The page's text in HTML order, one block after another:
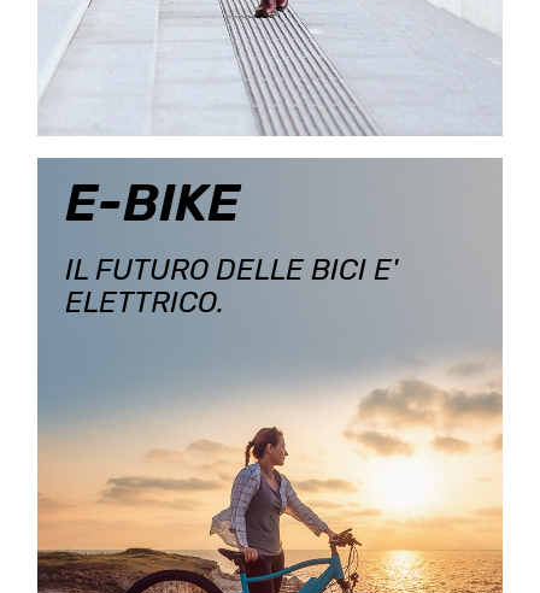
E-BIKE
IL FUTURO DELLE BICI E'
ELETTRICO.